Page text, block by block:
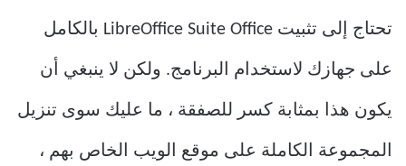
تحتاج إلى تثبيت LibreOffice Suite Office بالكامل
على جهازك لاستخدام البرنامج. ولكن لا ينبغي أن
يكون هذا بمثابة كسر للصفقة ، ما عليك سوى تنزيل
المجموعة الكاملة على موقع الويب الخاص بهم ،